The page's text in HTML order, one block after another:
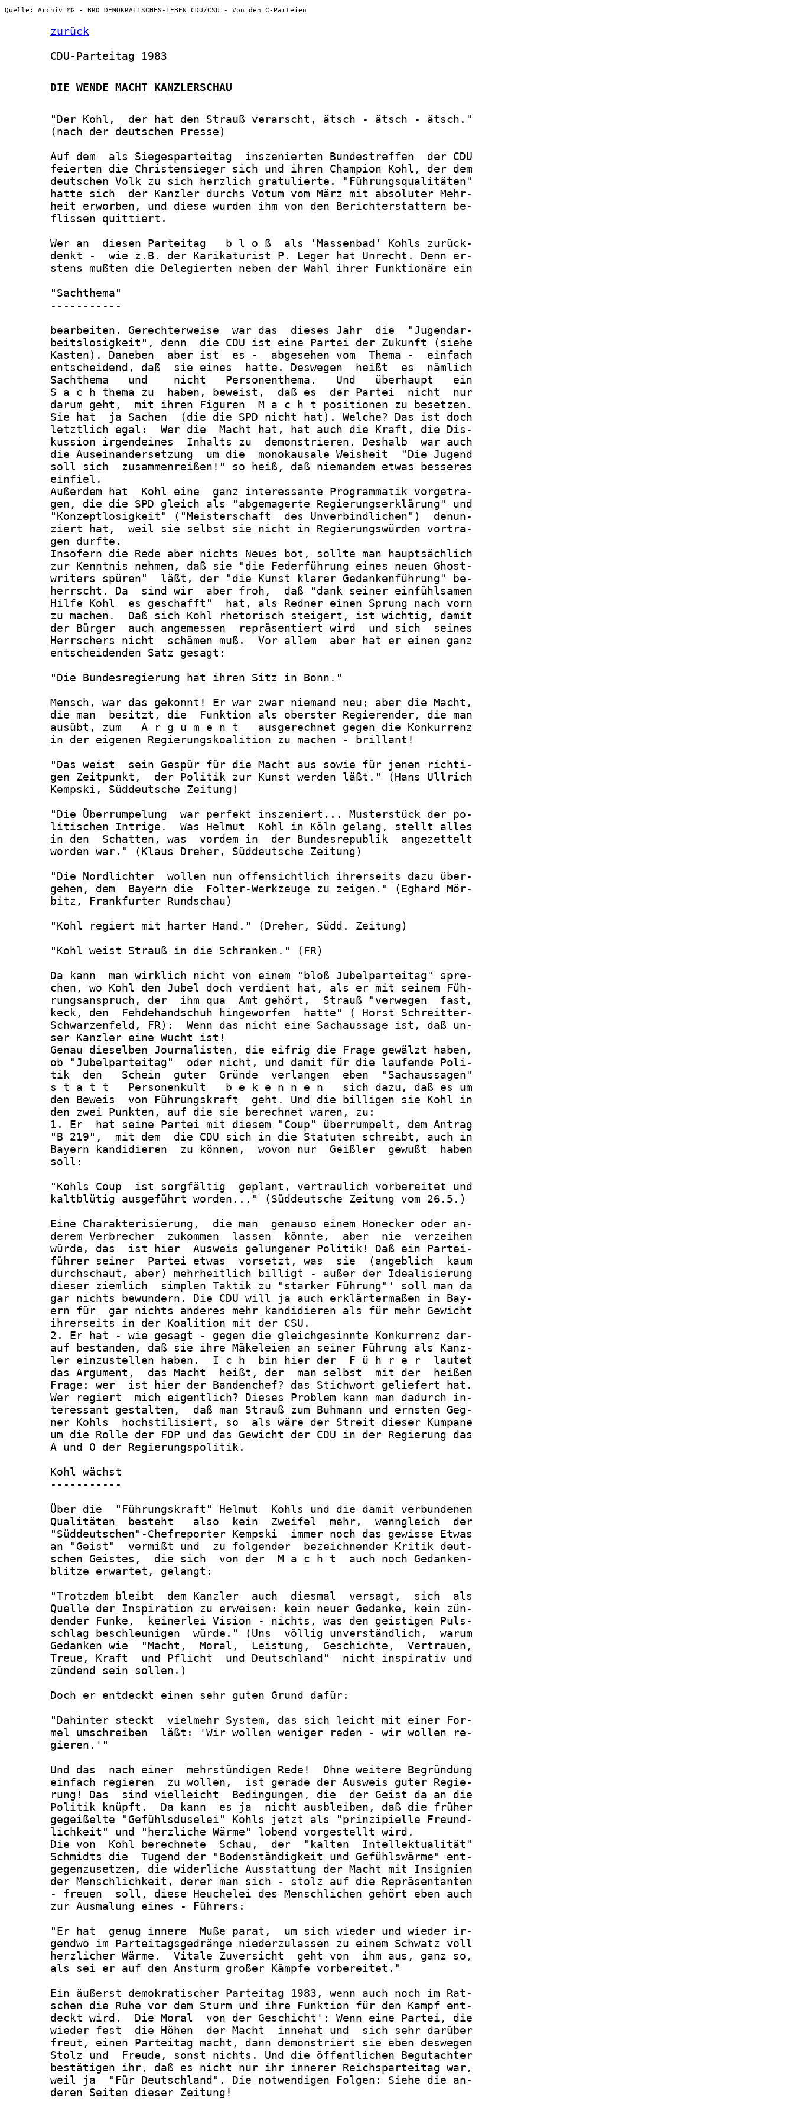
Quelle: Archiv MG - BRD DEMOKRATISCHES-LEBEN CDU/CSU - Von den C-Parteien
zurück
       CDU-Parteitag 1983
       DIE WENDE MACHT KANZLERSCHAU
       "Der Kohl,  der hat den Strauß verarscht, ätsch - ätsch - ätsch."
       (nach der deutschen Presse)
       Auf dem  als Siegesparteitag  inszenierten Bundestreffen  der CDU
       feierten die Christensieger sich und ihren Champion Kohl, der dem
       deutschen Volk zu sich herzlich gratulierte. "Führungsqualitäten"
       hatte sich  der Kanzler durchs Votum vom März mit absoluter Mehr-
       heit erworben, und diese wurden ihm von den Berichterstattern be-
       flissen quittiert.
       Wer an  diesen Parteitag   b l o ß  als 'Massenbad' Kohls zurück-
       denkt -  wie z.B. der Karikaturist P. Leger hat Unrecht. Denn er-
       stens mußten die Delegierten neben der Wahl ihrer Funktionäre ein
       "Sachthema"
       -----------
       bearbeiten. Gerechterweise  war das  dieses Jahr  die  "Jugendar-
       beitslosigkeit", denn  die CDU ist eine Partei der Zukunft (siehe
       Kasten). Daneben  aber ist  es -  abgesehen vom  Thema -  einfach
       entscheidend, daß  sie eines  hatte. Deswegen  heißt  es  nämlich
       Sachthema   und    nicht   Personenthema.   Und   überhaupt   ein
       S a c h thema zu  haben, beweist,  daß es  der Partei  nicht  nur
       darum geht,  mit ihren Figuren  M a c h t positionen zu besetzen.
       Sie hat  ja Sachen  (die die SPD nicht hat). Welche? Das ist doch
       letztlich egal:  Wer die  Macht hat, hat auch die Kraft, die Dis-
       kussion irgendeines  Inhalts zu  demonstrieren. Deshalb  war auch
       die Auseinandersetzung  um die  monokausale Weisheit  "Die Jugend
       soll sich  zusammenreißen!" so heiß, daß niemandem etwas besseres
       einfiel.
       Außerdem hat  Kohl eine  ganz interessante Programmatik vorgetra-
       gen, die die SPD gleich als "abgemagerte Regierungserklärung" und
       "Konzeptlosigkeit" ("Meisterschaft  des Unverbindlichen")  denun-
       ziert hat,  weil sie selbst sie nicht in Regierungswürden vortra-
       gen durfte.
       Insofern die Rede aber nichts Neues bot, sollte man hauptsächlich
       zur Kenntnis nehmen, daß sie "die Federführung eines neuen Ghost-
       writers spüren"  läßt, der "die Kunst klarer Gedankenführung" be-
       herrscht. Da  sind wir  aber froh,  daß "dank seiner einfühlsamen
       Hilfe Kohl  es geschafft"  hat, als Redner einen Sprung nach vorn
       zu machen.  Daß sich Kohl rhetorisch steigert, ist wichtig, damit
       der Bürger  auch angemessen  repräsentiert wird  und sich  seines
       Herrschers nicht  schämen muß.  Vor allem  aber hat er einen ganz
       entscheidenden Satz gesagt:
       "Die Bundesregierung hat ihren Sitz in Bonn."
       Mensch, war das gekonnt! Er war zwar niemand neu; aber die Macht,
       die man  besitzt, die  Funktion als oberster Regierender, die man
       ausübt, zum   A r g u m e n t   ausgerechnet gegen die Konkurrenz
       in der eigenen Regierungskoalition zu machen - brillant!
       "Das weist  sein Gespür für die Macht aus sowie für jenen richti-
       gen Zeitpunkt,  der Politik zur Kunst werden läßt." (Hans Ullrich
       Kempski, Süddeutsche Zeitung)
       "Die Überrumpelung  war perfekt inszeniert... Musterstück der po-
       litischen Intrige.  Was Helmut  Kohl in Köln gelang, stellt alles
       in den  Schatten, was  vordem in  der Bundesrepublik  angezettelt
       worden war." (Klaus Dreher, Süddeutsche Zeitung)
       "Die Nordlichter  wollen nun offensichtlich ihrerseits dazu über-
       gehen, dem  Bayern die  Folter-Werkzeuge zu zeigen." (Eghard Mör-
       bitz, Frankfurter Rundschau)
       "Kohl regiert mit harter Hand." (Dreher, Südd. Zeitung)
       "Kohl weist Strauß in die Schranken." (FR)
       Da kann  man wirklich nicht von einem "bloß Jubelparteitag" spre-
       chen, wo Kohl den Jubel doch verdient hat, als er mit seinem Füh-
       rungsanspruch, der  ihm qua  Amt gehört,  Strauß "verwegen  fast,
       keck, den  Fehdehandschuh hingeworfen  hatte" ( Horst Schreitter-
       Schwarzenfeld, FR):  Wenn das nicht eine Sachaussage ist, daß un-
       ser Kanzler eine Wucht ist!
       Genau dieselben Journalisten, die eifrig die Frage gewälzt haben,
       ob "Jubelparteitag"  oder nicht, und damit für die laufende Poli-
       tik  den   Schein  guter  Gründe  verlangen  eben  "Sachaussagen"
       s t a t t   Personenkult   b e k e n n e n   sich dazu, daß es um
       den Beweis  von Führungskraft  geht. Und die billigen sie Kohl in
       den zwei Punkten, auf die sie berechnet waren, zu:
       1. Er  hat seine Partei mit diesem "Coup" überrumpelt, dem Antrag
       "B 219",  mit dem  die CDU sich in die Statuten schreibt, auch in
       Bayern kandidieren  zu können,  wovon nur  Geißler  gewußt  haben
       soll:
       "Kohls Coup  ist sorgfältig  geplant, vertraulich vorbereitet und
       kaltblütig ausgeführt worden..." (Süddeutsche Zeitung vom 26.5.)
       Eine Charakterisierung,  die man  genauso einem Honecker oder an-
       derem Verbrecher  zukommen  lassen  könnte,  aber  nie  verzeihen
       würde, das  ist hier  Ausweis gelungener Politik! Daß ein Partei-
       führer seiner  Partei etwas  vorsetzt, was  sie  (angeblich  kaum
       durchschaut, aber) mehrheitlich billigt - außer der Idealisierung
       dieser ziemlich  simplen Taktik zu "starker Führung"' soll man da
       gar nichts bewundern. Die CDU will ja auch erklärtermaßen in Bay-
       ern für  gar nichts anderes mehr kandidieren als für mehr Gewicht
       ihrerseits in der Koalition mit der CSU.
       2. Er hat - wie gesagt - gegen die gleichgesinnte Konkurrenz dar-
       auf bestanden, daß sie ihre Mäkeleien an seiner Führung als Kanz-
       ler einzustellen haben.  I c h  bin hier der  F ü h r e r  lautet
       das Argument,  das Macht  heißt, der  man selbst  mit der  heißen
       Frage: wer  ist hier der Bandenchef? das Stichwort geliefert hat.
       Wer regiert  mich eigentlich? Dieses Problem kann man dadurch in-
       teressant gestalten,  daß man Strauß zum Buhmann und ernsten Geg-
       ner Kohls  hochstilisiert, so  als wäre der Streit dieser Kumpane
       um die Rolle der FDP und das Gewicht der CDU in der Regierung das
       A und O der Regierungspolitik.
       Kohl wächst
       -----------
       Über die  "Führungskraft" Helmut  Kohls und die damit verbundenen
       Qualitäten  besteht   also  kein  Zweifel  mehr,  wenngleich  der
       "Süddeutschen"-Chefreporter Kempski  immer noch das gewisse Etwas
       an "Geist"  vermißt und  zu folgender  bezeichnender Kritik deut-
       schen Geistes,  die sich  von der  M a c h t  auch noch Gedanken-
       blitze erwartet, gelangt:
       "Trotzdem bleibt  dem Kanzler  auch  diesmal  versagt,  sich  als
       Quelle der Inspiration zu erweisen: kein neuer Gedanke, kein zün-
       dender Funke,  keinerlei Vision - nichts, was den geistigen Puls-
       schlag beschleunigen  würde." (Uns  völlig unverständlich,  warum
       Gedanken wie  "Macht,  Moral,  Leistung,  Geschichte,  Vertrauen,
       Treue, Kraft  und Pflicht  und Deutschland"  nicht inspirativ und
       zündend sein sollen.)
       Doch er entdeckt einen sehr guten Grund dafür:
       "Dahinter steckt  vielmehr System, das sich leicht mit einer For-
       mel umschreiben  läßt: 'Wir wollen weniger reden - wir wollen re-
       gieren.'"
       Und das  nach einer  mehrstündigen Rede!  Ohne weitere Begründung
       einfach regieren  zu wollen,  ist gerade der Ausweis guter Regie-
       rung! Das  sind vielleicht  Bedingungen, die  der Geist da an die
       Politik knüpft.  Da kann  es ja  nicht ausbleiben, daß die früher
       gegeißelte "Gefühlsduselei" Kohls jetzt als "prinzipielle Freund-
       lichkeit" und "herzliche Wärme" lobend vorgestellt wird.
       Die von  Kohl berechnete  Schau,  der  "kalten  Intellektualität"
       Schmidts die  Tugend der "Bodenständigkeit und Gefühlswärme" ent-
       gegenzusetzen, die widerliche Ausstattung der Macht mit Insignien
       der Menschlichkeit, derer man sich - stolz auf die Repräsentanten
       - freuen  soll, diese Heuchelei des Menschlichen gehört eben auch
       zur Ausmalung eines - Führers:
       "Er hat  genug innere  Muße parat,  um sich wieder und wieder ir-
       gendwo im Parteitagsgedränge niederzulassen zu einem Schwatz voll
       herzlicher Wärme.  Vitale Zuversicht  geht von  ihm aus, ganz so,
       als sei er auf den Ansturm großer Kämpfe vorbereitet."
       Ein äußerst demokratischer Parteitag 1983, wenn auch noch im Rat-
       schen die Ruhe vor dem Sturm und ihre Funktion für den Kampf ent-
       deckt wird.  Die Moral  von der Geschicht': Wenn eine Partei, die
       wieder fest  die Höhen  der Macht  innehat und  sich sehr darüber
       freut, einen Parteitag macht, dann demonstriert sie eben deswegen
       Stolz und  Freude, sonst nichts. Und die öffentlichen Begutachter
       bestätigen ihr, daß es nicht nur ihr innerer Reichsparteitag war,
       weil ja  "Für Deutschland". Die notwendigen Folgen: Siehe die an-
       deren Seiten dieser Zeitung!